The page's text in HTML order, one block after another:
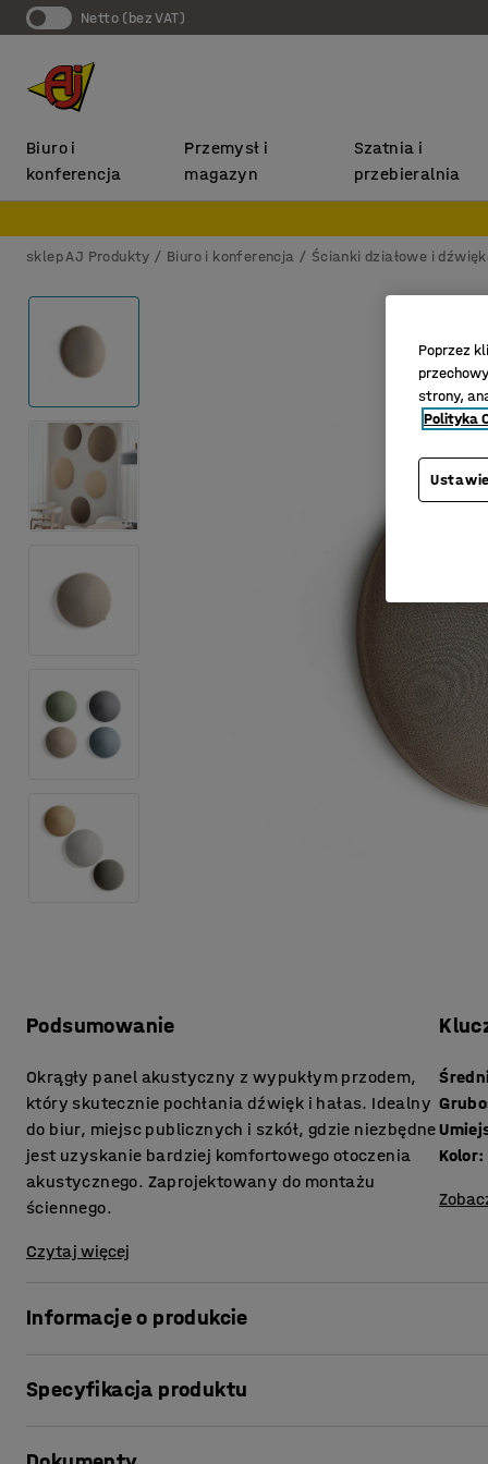
Netto (bez VAT)
Biuro i
konferencja
Przemysł i
magazyn
Szatnia i
przebieralnia
sklep AJ Produkty Biuro i konferencja Ścianki działowe i
Podsumowanie
Okrągły panel akustyczny z wypukłym przodem,
który skutecznie pochłania dźwięk i hałas. Idealny
do biur, miejsc publicznych i szkół, gdzie niezbędne
jest uzyskanie bardziej komfortowego otoczenia
akustycznego. Zaprojektowany do montażu
ściennego.
Czytaj więcej
Kolor:
Informacje o produkcie
otoczenie akustyczne! Panele nie tylko wyciszają, ale
Specyfikacja produktu
Poprzez
strony,
Polityka